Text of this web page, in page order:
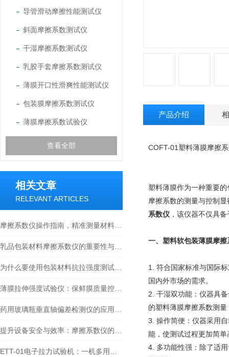
导管滑动摩擦性能测试仪
斜面摩擦系数测试仪
干湿摩擦系数测试仪
乳胶手套摩擦系数测试仪
薄膜开口性滑爽性能测试仪
包装膜摩擦系数测试仪
薄膜摩擦系数试验仪
查看全部
相关文章
RELEVANT ARTICLES
产品介绍
COFT-01塑料薄膜摩擦
塑料薄膜作为一种重要
摩擦系数的测量与控制
系数仪 ，该仪器不仅具
一、 塑料软包装薄膜摩擦
1. 符合国家标准与国际
国内外市场的需求。
2. 干湿双功能：仪器具
的塑料薄膜摩擦系数测
3. 操作简便：仪器采用
能，使测试过程更加简单
4. 多功能性强：除了适